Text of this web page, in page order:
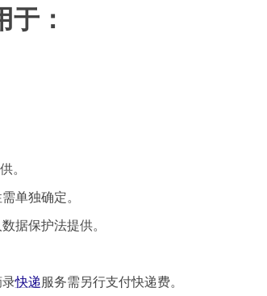
：
。
单独确定。
据保护法提供。
快递服务需另行支付快递费。